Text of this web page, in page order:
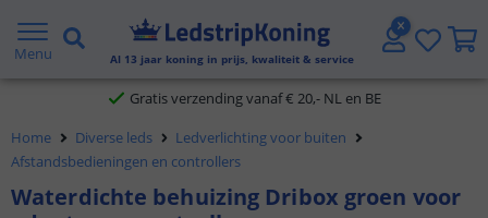
Menu Al 13 jaar koning in prijs, kwaliteit & service
5 jaar garantie
Gratis verzending vanaf € 20,- NL en BE
Klantbeoordeling 9.1
Voor 23:45 uur besteld,morgen in huis
Home Diverse leds
Ledverlichting voor buiten
Afstandsbedieningen en controllers
Waterdichte behuizing Dribox groen voor